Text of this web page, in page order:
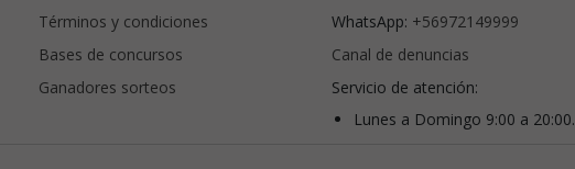
Términos y condiciones
Bases de concursos
Ganadores sorteos
WhatsApp: +56972149999
Canal de denuncias
Servicio de atención:
Lunes a Domingo 9:00 a 20:00.